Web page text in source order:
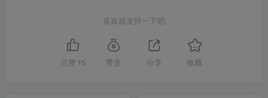
喜欢就支持一下吧
点赞 15 赞赏 分享 收藏